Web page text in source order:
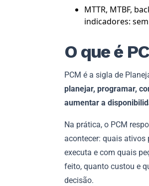
MTTR, MTBF,
indicadores:
O que é
PCM é a sigla de
planejar, programar,
aumentar a
Na prática, o PCM
acontecer: quais ativos
executa e com quais
feito, quanto custou e
decisão.